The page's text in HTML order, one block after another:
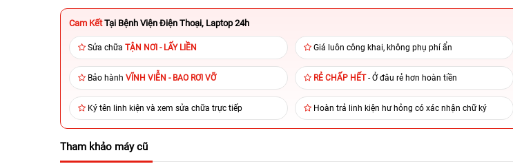
Cam Kết Tại Bệnh Viện Điện Thoại, Laptop 24h
Sửa chữa TẬN NƠI - LẤY LIỀN Giá luôn công khai, không phụ phí ẩn
Bảo hành VĨNH VIỄN - BAO RƠI VỠ RẺ CHẤP HẾT- Ở đâu rẻ hơn hoàn tiền
Ký tên linh kiện và xem sửa chữa trực tiếp Hoàn trả linh kiện hư hỏng có xác nhận chữ ký
Tham khảo máy cũ